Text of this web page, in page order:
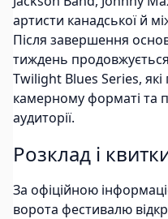
артисти канадської й
Після завершення
тиждень
Twilight Blues Series,
камерному форматі та
аудиторії.
Розклад і
За офіційною
ворота фестивалю